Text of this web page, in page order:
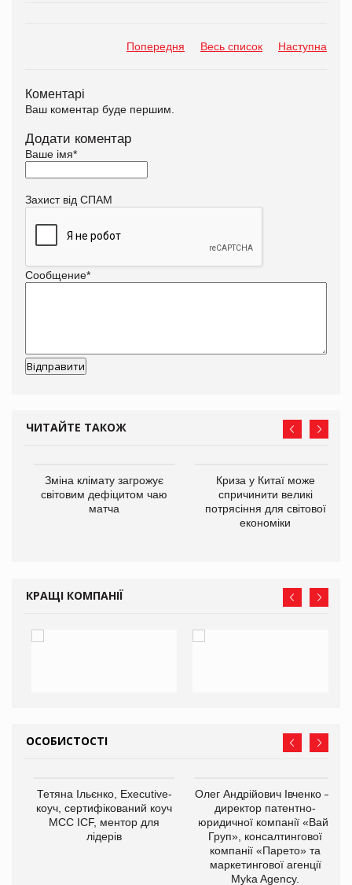
Попередня Весь список Наступна
Коментарі
Ваш коментар буде першим.
Додати коментар
Ваше імя*
Захист від СПАМ
Сообщение*
ЧИТАЙТЕ ТАКОЖ
Зміна клімату загрожує
світовим дефіцитом чаю
матча
Криза у Китаї може
спричинити великі
потрясіння для світової
економіки
КРАЩІ КОМПАНІЇ
ОСОБИСТОСТІ
Тетяна Ільєнко, Executive-
коуч, сертифікований коуч
МСС ICF, ментор для
лідерів
Олег Андрійович Івченко —
директор патентно-
юридичної компанії «Вайз
Груп», консалтингової
компанії «Парето» та
маркетингової агенції
Myka Agency.